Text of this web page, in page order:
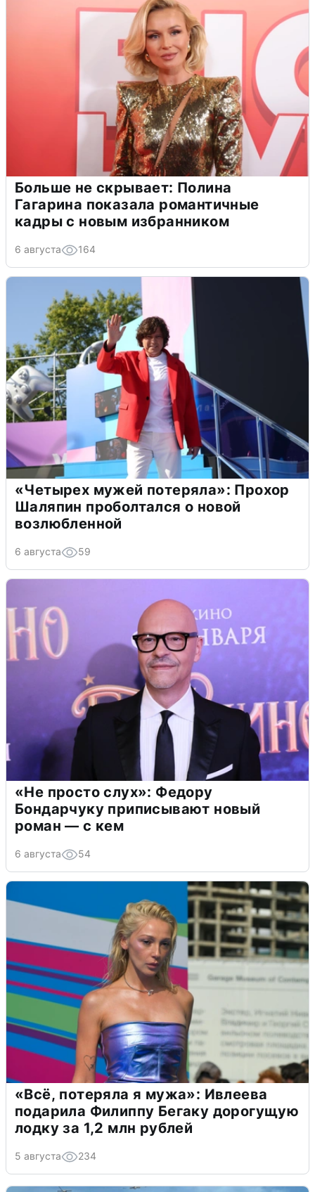
Больше не скрывает: Полина
Гагарина показала романтичные
кадры с новым избранником
6 августа 164
«Четырех мужей потеряла»: Прохор
Шаляпин проболтался о новой
возлюбленной
6 августа 59
«Не просто слух»: Федору
Бондарчуку приписывают новый
роман — с кем
6 августа 54
«Всё, потеряла я мужа»: Ивлеева
подарила Филиппу Бегаку дорогущую
лодку за 1,2 млн рублей
5 августа 234